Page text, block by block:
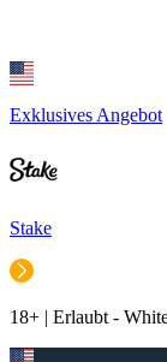
Exklusives Angebot
Stake
18+ | Erlaubt -